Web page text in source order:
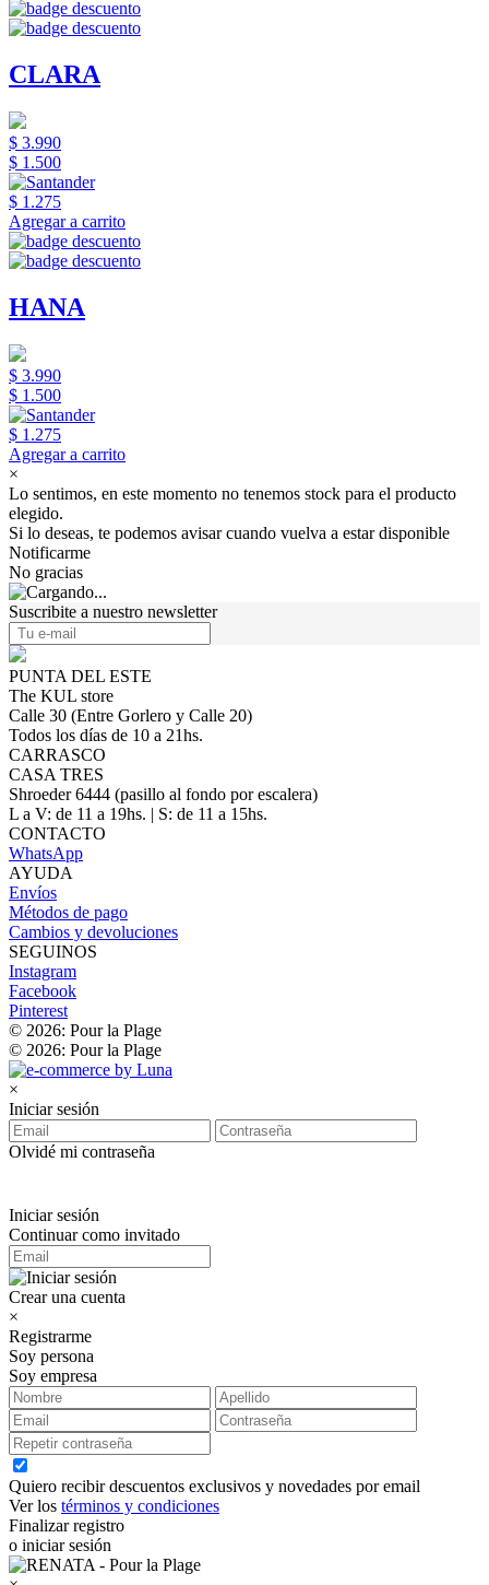
CLARA
$ 3.990
$ 1.500
$ 1.275
Agregar a carrito
HANA
$ 3.990
$ 1.500
$ 1.275
Agregar a carrito
×
Lo sentimos, en este momento no tenemos stock para el producto
elegido.
Si lo deseas, te podemos avisar cuando vuelva a estar disponible
Notificarme
No gracias
Suscribite a nuestro newsletter
PUNTA DEL ESTE
The KUL store
Calle 30 (Entre Gorlero y Calle 20)
Todos los días de 10 a 21hs.
CARRASCO
CASA TRES
Shroeder 6444 (pasillo al fondo por escalera)
L a V: de 11 a 19hs. | S: de 11 a 15hs.
CONTACTO
WhatsApp
AYUDA
Envíos
Métodos de pago
Cambios y devoluciones
SEGUINOS
Instagram
Facebook
Pinterest
© 2026: Pour la Plage
© 2026: Pour la Plage
×
Iniciar sesión
Olvidé mi contraseña
Iniciar sesión
Continuar como invitado
Crear una cuenta
×
Registrarme
Soy persona
Soy empresa
Quiero recibir descuentos exclusivos y novedades por email
Ver los términos y condiciones
Finalizar registro
o iniciar sesión